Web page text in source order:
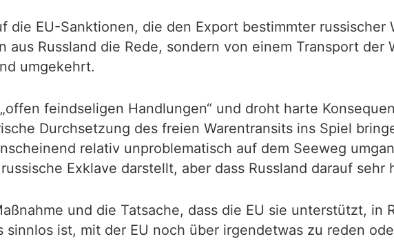
die EU-Sanktionen, die den Export bestimmter
aus Russland die Rede, sondern von einem Transport der
umgekehrt.
feindseligen Handlungen“ und droht harte
Durchsetzung des freien Warentransits ins Spiel
relativ unproblematisch auf dem Seeweg
Exklave darstellt, aber dass Russland darauf
und die Tatsache, dass die EU sie unterstützt, in
sinnlos ist, mit der EU noch über irgendetwas zu reden